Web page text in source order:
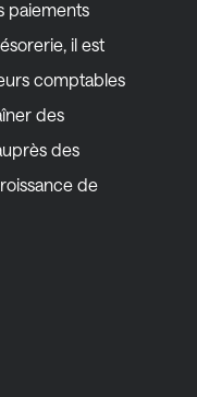
paiements
il est
comptables
des
des
de